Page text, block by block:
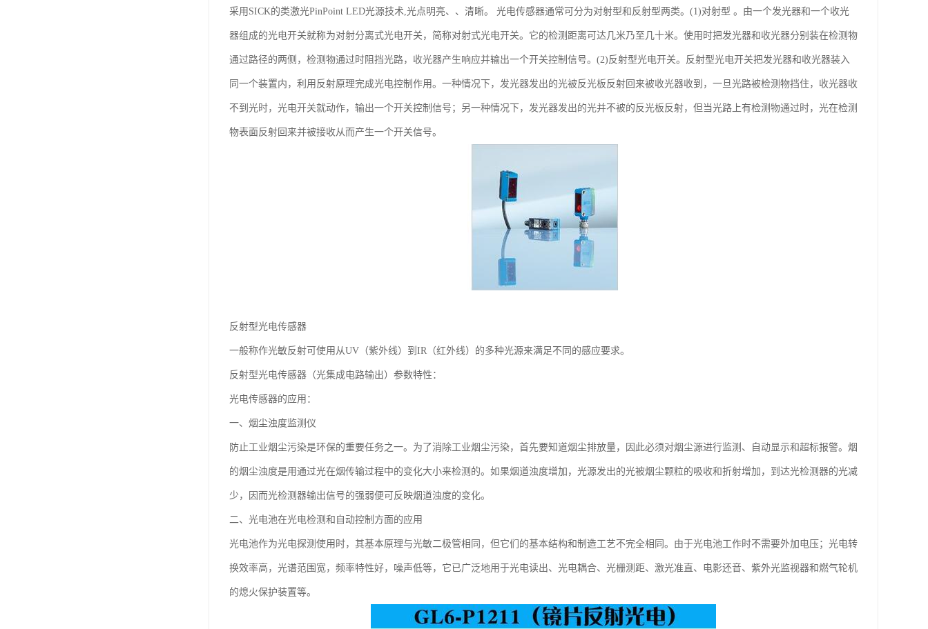
采用SICK的类激光PinPoint LED光源技术,光点明亮、、清晰。 光电传感器通常可分为对射型和反射型两类。(1)对射型 。由一个发光器和一个收光
器组成的光电开关就称为对射分离式光电开关，简称对射式光电开关。它的检测距离可达几米乃至几十米。使用时把发光器和收光器分别装在检测物
通过路径的两侧，检测物通过时阻挡光路，收光器产生响应并输出一个开关控制信号。(2)反射型光电开关。反射型光电开关把发光器和收光器装入
同一个装置内，利用反射原理完成光电控制作用。一种情况下，发光器发出的光被反光板反射回来被收光器收到，一旦光路被检测物挡住，收光器收
不到光时，光电开关就动作，输出一个开关控制信号；另一种情况下，发光器发出的光并不被的反光板反射，但当光路上有检测物通过时，光在检测
物表面反射回来并被接收从而产生一个开关信号。
反射型光电传感器
一般称作光敏反射可使用从UV（紫外线）到IR（红外线）的多种光源来满足不同的感应要求。
反射型光电传感器（光集成电路输出）参数特性：
光电传感器的应用：
一、烟尘浊度监测仪
防止工业烟尘污染是环保的重要任务之一。为了消除工业烟尘污染，首先要知道烟尘排放量，因此必须对烟尘源进行监测、自动显示和超标报警。烟
的烟尘浊度是用通过光在烟传输过程中的变化大小来检测的。如果烟道浊度增加，光源发出的光被烟尘颗粒的吸收和折射增加，到达光检测器的光减
少，因而光检测器输出信号的强弱便可反映烟道浊度的变化。
二、光电池在光电检测和自动控制方面的应用
光电池作为光电探测使用时，其基本原理与光敏二极管相同，但它们的基本结构和制造工艺不完全相同。由于光电池工作时不需要外加电压；光电转
换效率高，光谱范围宽，频率特性好，噪声低等，它已广泛地用于光电读出、光电耦合、光栅测距、激光准直、电影还音、紫外光监视器和燃气轮机
的熄火保护装置等。